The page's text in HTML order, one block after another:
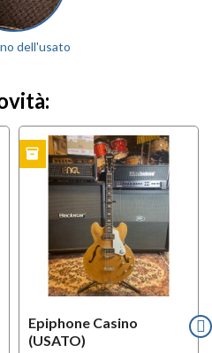
dell'usato
Epiphone Casino
(USATO)
inventory USATO